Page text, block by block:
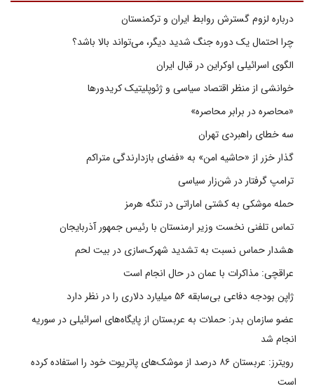
درباره لزوم گسترش روابط ایران و ترکمنستان
چرا احتمال یک دوره جنگ شدید دیگر، می‌تواند بالا باشد؟
الگوی اسرائیلی اوکراین در قبال ایران
خوانشی از منظر اقتصاد سیاسی و ژئوپلیتیک کریدورها
«محاصره در برابر محاصره»
سه خطای راهبردی تهران
گذار خزر از «حاشیه امن» به «فضای بازدارندگی متراکم
ترامپ گرفتار در شن‌زار سیاسی
حمله موشکی به کشتی اماراتی در تنگه هرمز
تماس تلفنی نخست وزیر ارمنستان با رئیس جمهور آذربایجان
هشدار حماس نسبت به تشدید شهرک‌سازی در بیت‌ لحم
عراقچی: مذاکرات با عمان در حال انجام است
ژاپن بودجه دفاعی بی‌سابقه ۵۶ میلیارد دلاری را در نظر دارد
عضو سازمان بدر: حملات به عربستان از پایگاه‌های اسرائیلی در سوریه
انجام شد
رویترز: عربستان ۸۶ درصد از موشک‌های پاتریوت خود را استفاده کرده
است